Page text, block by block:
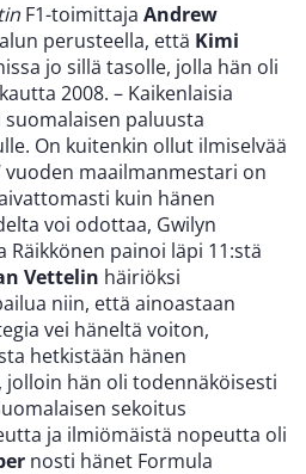
F1-toimittaja Andrew
perusteella, että Kimi
jo sillä tasolle, jolla hän oli
2008. – Kaikenlaisia
paluusta
On kuitenkin ollut ilmiselvää
vuoden maailmanmestari on
kuin hänen
voi odottaa, Gwilyn
Räikkönen painoi läpi 11:stä
Vettelin häiriöksi
niin, että ainoastaan
vei häneltä voiton,
hetkistään hänen
jolloin hän oli todennäköisesti
sekoitus
ja ilmiömäistä nopeutta oli
nosti hänet Formula